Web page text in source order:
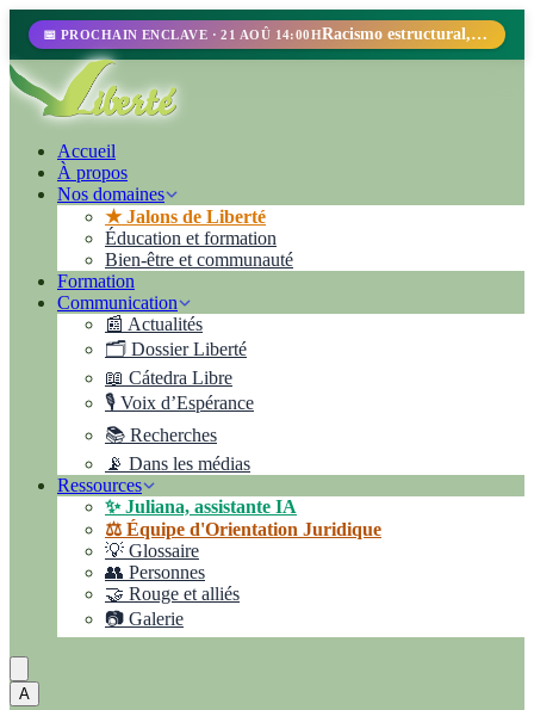
📅 PROCHAIN ENCLAVE · 21 AOÛ 14:00H Racismo estructural, perfilamiento racial y abolicionismo carcelario.
Accueil
À propos
Nos domaines
★ Jalons de Liberté
Éducation et formation
Bien-être et communauté
Formation
Communication
📰 Actualités
🗂️ Dossier Liberté
📖 Cátedra Libre
🎙️ Voix d’Espérance
📚 Recherches
📡 Dans les médias
Ressources
✨ Juliana, assistante IA
⚖️ Équipe d'Orientation Juridique
💡 Glossaire
👥 Personnes
🤝 Rouge et alliés
📷 Galerie
A